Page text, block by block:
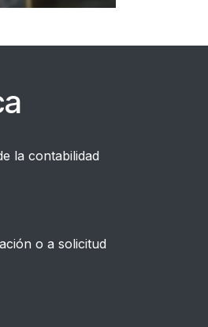
la contabilidad
o a solicitud